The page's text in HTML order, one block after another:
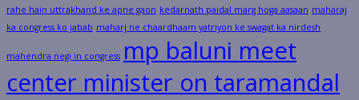
rahe hain uttrakhand ke apne gaon kedarnath paidal marg hoga aasaan maharaj
ka congress ko jabab maharj ne chaardhaam yatriyon ke swagat ka nirdesh
mahendra negi in congress mp baluni meet
center minister on taramandal